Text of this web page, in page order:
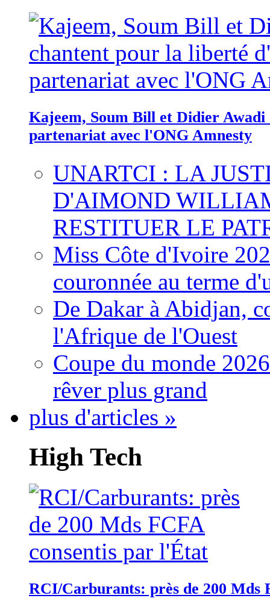
Kajeem, Soum Bill et Didier
partenariat avec l'ONG Amnesty
UNARTCI : LA
D'AIMOND
RESTITUER LE
Miss Côte d'Ivoire
couronnée au terme
De Dakar à Abidjan,
l'Afrique de l'Ouest
Coupe du monde
rêver plus grand
plus d'articles »
High Tech
RCI/Carburants: près de 200 Mds